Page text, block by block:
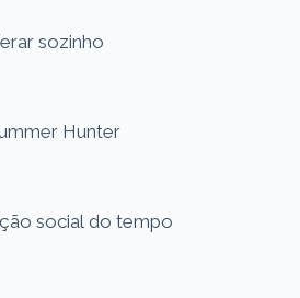
sozinho
Hunter
social do tempo